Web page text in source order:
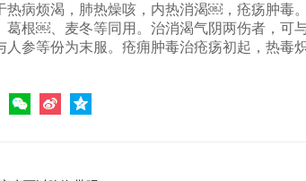
热病烦渴，肺热燥咳，内热消渴￼，疮疡肿毒
根￼、麦冬等同用。治消渴气阴两伤者，可
人参等份为末服。疮痈肿毒治疮疡初起，热